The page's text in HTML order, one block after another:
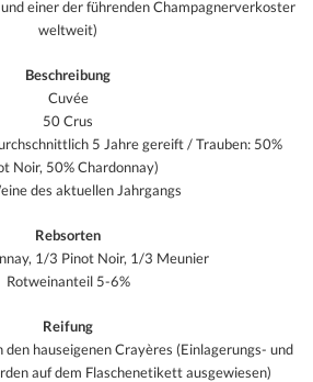
einer der führenden Champagnerverkoster
weltweit)
Beschreibung
Cuvée
50 Crus
5 Jahre gereift / Trauben: 50%
Noir, 50% Chardonnay)
des aktuellen Jahrgangs
Rebsorten
1/3 Pinot Noir, 1/3 Meunier
Rotweinanteil 5-6%
Reifung
hauseigenen Crayères (Einlagerungs- und
auf dem Flaschenetikett ausgewiesen)